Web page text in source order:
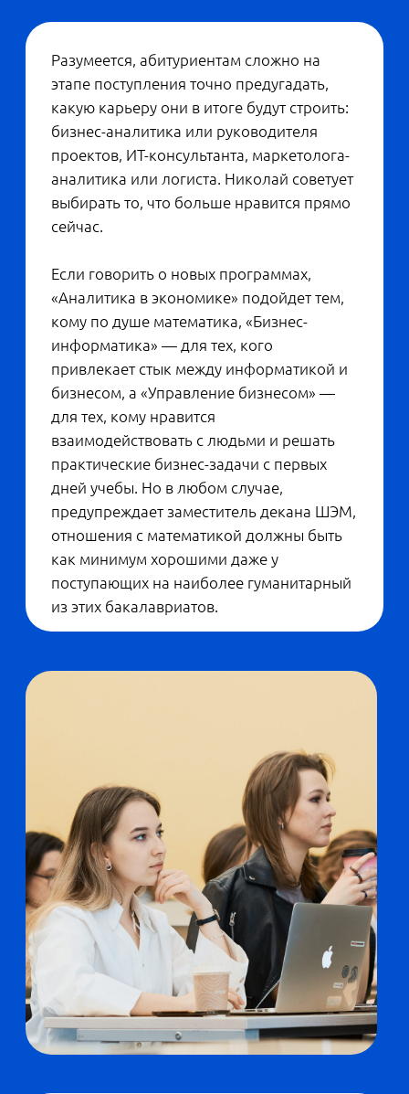
только языки высокого уровня, C++ и Go,
но и языки описания аппаратной части
(Hardware Description Languages) — в
первую очередь Verilog. Его часто
используют в телеком-оборудовании, —
рассказываетМихаил Саламатов,
руководитель отдела развития
образовательных программ компании
аналогово-цифрового преобразования,
чтобы переводить физические сигналы в
нули и единицы, с которыми работают
компьютеры. Обязательно будет
дисциплина, которую в мои студенческие
годы называли «Системы массового
станция — этот как раз такая система,
которая одновременно работает с
огромным количеством мобильных
устройств. И, конечно, мы понимаем
значение дополнительных предметов,
нужных в любой области: например,
Михаил Саламатов, руководитель отдела
развития образовательных программ
компании YADRO
Быть умным — это модно
Будущие бакалавры программы
«Компьютерные технологии, системы и
сети»с первого курса участвуют в выполнении
проектов совместно с экспертами компании-
партнера. Сначала — более простых учебных,
позже — более сложных, научных или
прикладных. Это общая практика всей
Питерской Вышки.